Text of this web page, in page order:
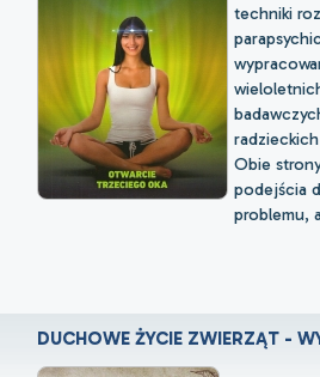
techniki
Obie
podejścia
problemu,
DUCHOWE ŻYCIE ZWIERZĄT -